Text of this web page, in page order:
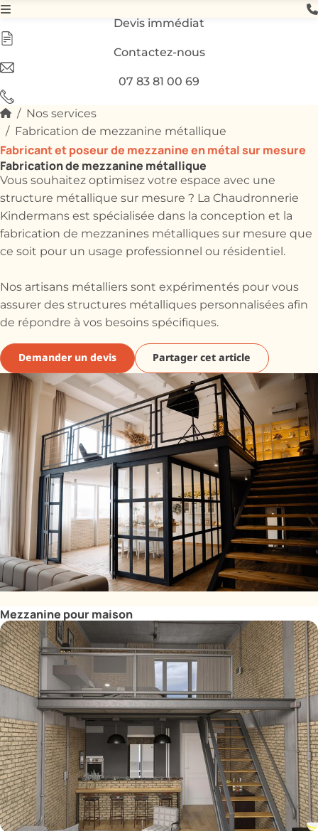
Devis immédiat
Contactez-nous
07 83 81 00 69
Nos services
Fabrication de mezzanine métallique
Fabrication de mezzanine métallique
Fabricant et poseur de mezzanine en métal sur mesure
Vous souhaitez optimisez votre espace avec une
structure métallique sur mesure ? La Chaudronnerie
Kindermans est spécialisée dans la conception et la
fabrication de mezzanines métalliques sur mesure que
ce soit pour un usage professionnel ou résidentiel.
Nos artisans métalliers sont expérimentés pour vous
assurer des structures métalliques personnalisées afin
de répondre à vos besoins spécifiques.
Demander un devis Partager cet article
Mezzanine pour maison